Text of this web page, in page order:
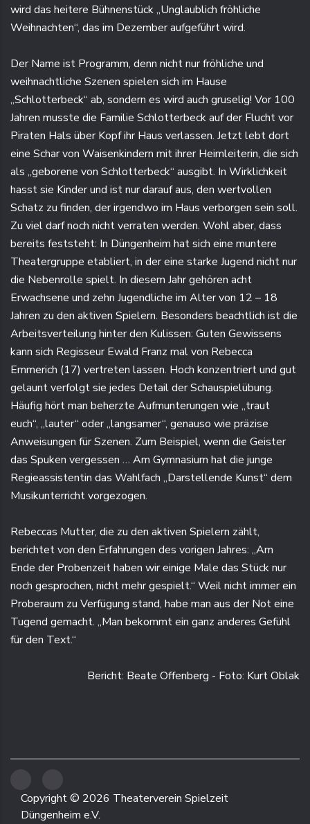
wird das heitere Bühnenstück „Unglaublich fröhliche
Weihnachten“, das im Dezember aufgeführt wird.
Der Name ist Programm, denn nicht nur fröhliche und
weihnachtliche Szenen spielen sich im Hause
„Schlotterbeck“ ab, sondern es wird auch gruselig! Vor 100
Jahren musste die Familie Schlotterbeck auf der Flucht vor
Piraten Hals über Kopf ihr Haus verlassen. Jetzt lebt dort
eine Schar von Waisenkindern mit ihrer Heimleiterin, die sich
als „geborene von Schlotterbeck“ ausgibt. In Wirklichkeit
hasst sie Kinder und ist nur darauf aus, den wertvollen
Schatz zu finden, der irgendwo im Haus verborgen sein soll.
Zu viel darf noch nicht verraten werden. Wohl aber, dass
bereits feststeht: In Düngenheim hat sich eine muntere
Theatergruppe etabliert, in der eine starke Jugend nicht nur
die Nebenrolle spielt. In diesem Jahr gehören acht
Erwachsene und zehn Jugendliche im Alter von 12 – 18
Jahren zu den aktiven Spielern. Besonders beachtlich ist die
Arbeitsverteilung hinter den Kulissen: Guten Gewissens
kann sich Regisseur Ewald Franz mal von Rebecca
Emmerich (17) vertreten lassen. Hoch konzentriert und gut
gelaunt verfolgt sie jedes Detail der Schauspielübung.
Häufig hört man beherzte Aufmunterungen wie „traut
euch“, „lauter“ oder „langsamer“, genauso wie präzise
Anweisungen für Szenen. Zum Beispiel, wenn die Geister
das Spuken vergessen … Am Gymnasium hat die junge
Regieassistentin das Wahlfach „Darstellende Kunst“ dem
Musikunterricht vorgezogen.
Rebeccas Mutter, die zu den aktiven Spielern zählt,
berichtet von den Erfahrungen des vorigen Jahres: „Am
Ende der Probenzeit haben wir einige Male das Stück nur
noch gesprochen, nicht mehr gespielt.“ Weil nicht immer ein
Proberaum zu Verfügung stand, habe man aus der Not eine
Tugend gemacht. „Man bekommt ein ganz anderes Gefühl
für den Text.“
Bericht: Beate Offenberg - Foto: Kurt Oblak
Copyright © 2026 Theaterverein Spielzeit
Düngenheim e.V.